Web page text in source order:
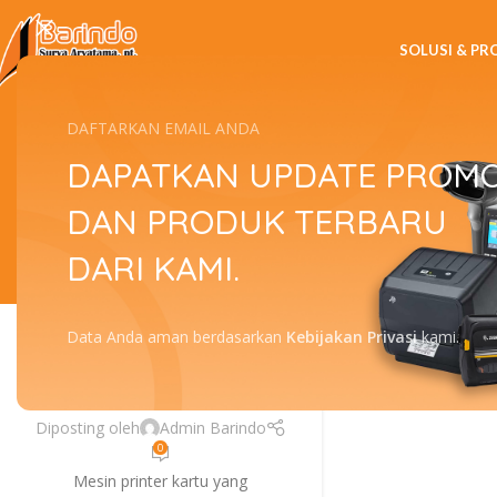
DAFTARKAN EMAIL ANDA
DAPATKAN UPDATE
DAN PRODUK TERBARU
DARI KAMI.
Data Anda aman berdasarkan Kebijakan Privasikami.
SOLUSI &
Tag
Jasa Service Printer
Diposting oleh Admin Barindo
0
Mesin printer kartu yang